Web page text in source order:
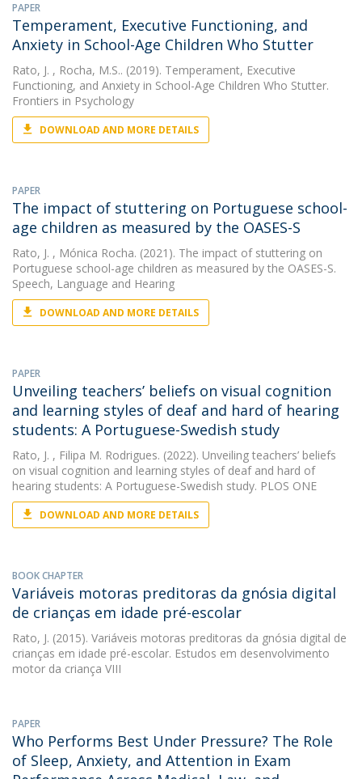
PAPER
Temperament, Executive Functioning, and
Anxiety in School-Age Children Who Stutter
Rato, J. , Rocha, M.S.. (2019). Temperament, Executive
Functioning, and Anxiety in School-Age Children Who Stutter.
Frontiers in Psychology
DOWNLOAD AND MORE DETAILS
PAPER
The impact of stuttering on Portuguese school-
age children as measured by the OASES-S
Rato, J. , Mónica Rocha. (2021). The impact of stuttering on
Portuguese school-age children as measured by the OASES-S.
Speech, Language and Hearing
DOWNLOAD AND MORE DETAILS
PAPER
Unveiling teachers’ beliefs on visual cognition
and learning styles of deaf and hard of hearing
students: A Portuguese-Swedish study
Rato, J. , Filipa M. Rodrigues. (2022). Unveiling teachers’ beliefs
on visual cognition and learning styles of deaf and hard of
hearing students: A Portuguese-Swedish study. PLOS ONE
DOWNLOAD AND MORE DETAILS
BOOK CHAPTER
Variáveis motoras preditoras da gnósia digital
de crianças em idade pré-escolar
Rato, J. (2015). Variáveis motoras preditoras da gnósia digital de
crianças em idade pré-escolar. Estudos em desenvolvimento
motor da criança VIII
PAPER
Who Performs Best Under Pressure? The Role
of Sleep, Anxiety, and Attention in Exam